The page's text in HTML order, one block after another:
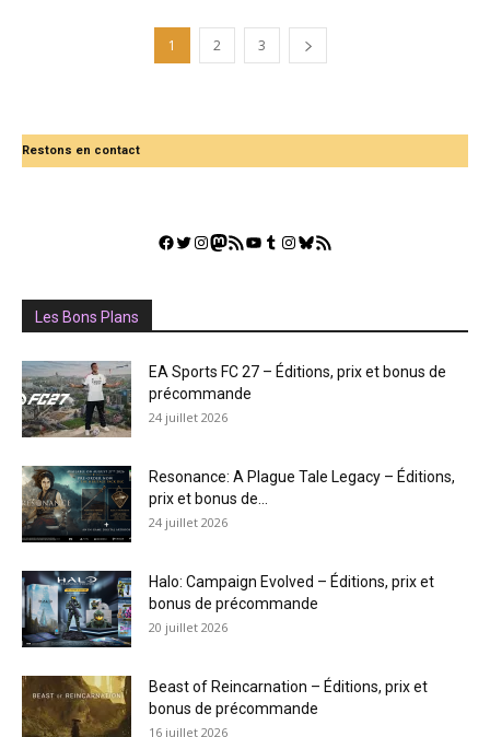
1 2 3
Restons en contact
Facebook
Twitter
Instagram
Mastodon
Flux RSSYouTube
Tumblr
Instagram
Bluesky
GestGame
Les Bons Plans
EA Sports FC 27 – Éditions, prix et bonus de
précommande
24 juillet 2026
Resonance: A Plague Tale Legacy – Éditions,
prix et bonus de...
24 juillet 2026
Halo: Campaign Evolved – Éditions, prix et
bonus de précommande
20 juillet 2026
Beast of Reincarnation – Éditions, prix et
bonus de précommande
16 juillet 2026